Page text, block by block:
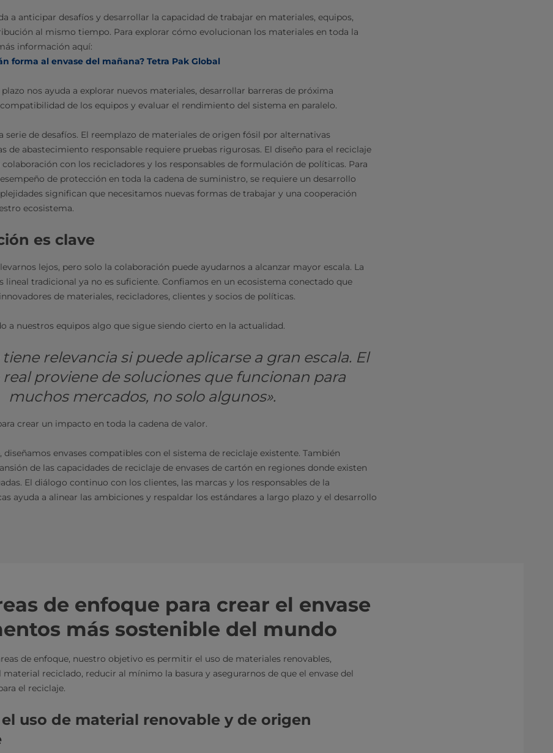
a anticipar desafíos y desarrollar la capacidad de trabajar en materiales, equipos,
al mismo tiempo. Para explorar cómo evolucionan los materiales en toda la
información aquí:
forma al envase del mañana? Tetra Pak Global
nos ayuda a explorar nuevos materiales, desarrollar barreras de próxima
de los equipos y evaluar el rendimiento del sistema en paralelo.
serie de desafíos. El reemplazo de materiales de origen fósil por alternativas
de abastecimiento responsable requiere pruebas rigurosas. El diseño para el reciclaje
con los recicladores y los responsables de formulación de políticas. Para
de protección en toda la cadena de suministro, se requiere un desarrollo
significan que necesitamos nuevas formas de trabajar y una cooperación
ecosistema.
es clave
lejos, pero solo la colaboración puede ayudarnos a alcanzar mayor escala. La
lineal tradicional ya no es suficiente. Confiamos en un ecosistema conectado que
de materiales, recicladores, clientes y socios de políticas.
a nuestros equipos algo que sigue siendo cierto en la actualidad.
tiene relevancia si puede aplicarse a gran escala. El
proviene de soluciones que funcionan para
muchos mercados, no solo algunos».
crear un impacto en toda la cadena de valor.
diseñamos envases compatibles con el sistema de reciclaje existente. También
de las capacidades de reciclaje de envases de cartón en regiones donde existen
El diálogo continuo con los clientes, las marcas y los responsables de la
ayuda a alinear las ambiciones y respaldar los estándares a largo plazo y el desarrollo
de enfoque para crear el envase
más sostenible del mundo
de enfoque, nuestro objetivo es permitir el uso de materiales renovables,
reciclado, reducir al mínimo la basura y asegurarnos de que el envase del
el reciclaje.
uso de material renovable y de origen